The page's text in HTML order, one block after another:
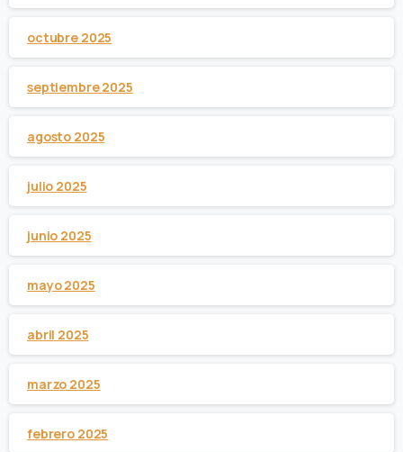
octubre 2025
septiembre 2025
agosto 2025
julio 2025
junio 2025
mayo 2025
abril 2025
marzo 2025
febrero 2025